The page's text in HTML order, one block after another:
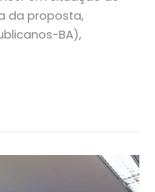
da proposta,
BA),